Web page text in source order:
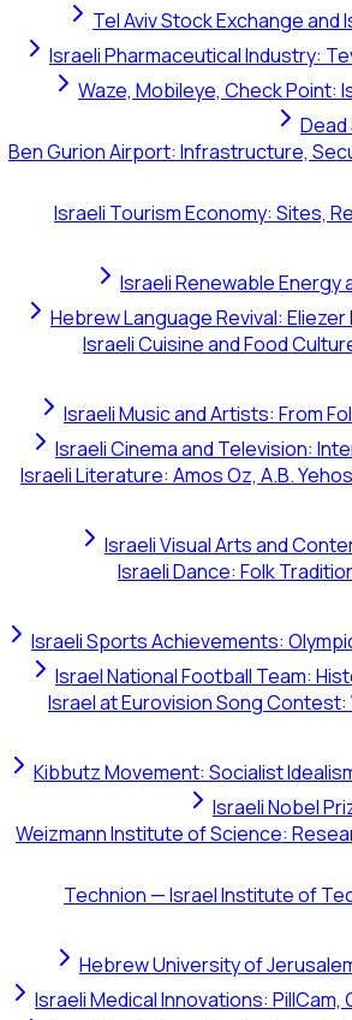
Tel Aviv Stock Exchange and
Israeli Pharmaceutical Industry:
Waze, Mobileye, Check Point:
Dead
Ben Gurion Airport: Infrastructure,
Israeli Tourism Economy: Sites,
Israeli Renewable
Hebrew Language Revival:
Israeli Cuisine and Food
Israeli Music and Artists: From
Israeli Cinema and Television:
Israeli Literature: Amos Oz, A.B.
Israeli Visual Arts and
Israeli Dance: Folk
Israeli Sports Achievements:
Israel National Football Team:
Israel at Eurovision Song
Kibbutz Movement: Socialist
Israeli Nobel
Weizmann Institute of Science:
Technion — Israel Institute of
Hebrew University of
Israeli Medical Innovations: PillCam,